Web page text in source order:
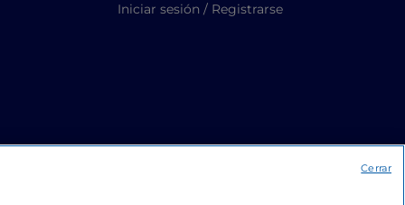
Iniciar sesión / Registrarse
Cerrar